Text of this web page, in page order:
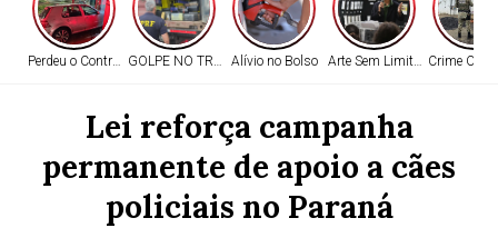
Perdeu o Controle GOLPE NO TRÁFICOAlívio no Bolso Arte Sem Limites Crime
Lei reforça campanha
permanente de apoio a cães
policiais no Paraná